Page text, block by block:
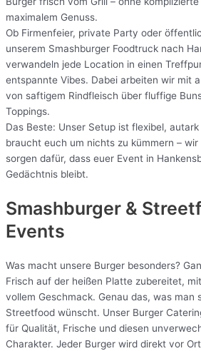
maximalem Genuss.
Ob Firmenfeier, private Party oder
unserem Smashburger Foodtruck nach
verwandeln jede Location in einen
entspannte Vibes. Dabei arbeiten wir mit
von saftigem Rindfleisch über fluffige
Toppings.
Das Beste: Unser Setup ist flexibel,
braucht euch um nichts zu kümmern –
sorgen dafür, dass euer Event in
Gedächtnis bleibt.
Smashburger &
Events
Was macht unsere Burger besonders?
Frisch auf der heißen Platte zubereitet,
vollem Geschmack. Genau das, was man
Streetfood wünscht. Unser Burger
für Qualität, Frische und diesen
Charakter. Jeder Burger wird direkt vor